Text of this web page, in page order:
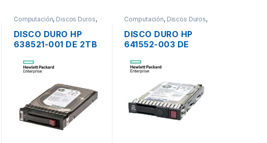
Computación, Discos Duros,
Servidores - PCs
DISCO DURO HP
638521-001 DE 2TB
MDL PARA
SERVIDOR
PROLIANT HOT
Computación, Discos Duros,
Servidores - PCs
DISCO DURO HP
641552-003 DE
SERVIDOR 2.5″ SFF
6G 10K HOT PLUG